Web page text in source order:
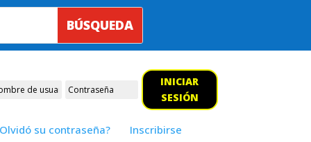
INICIAR
SESIÓN
su contraseña? Inscribirse